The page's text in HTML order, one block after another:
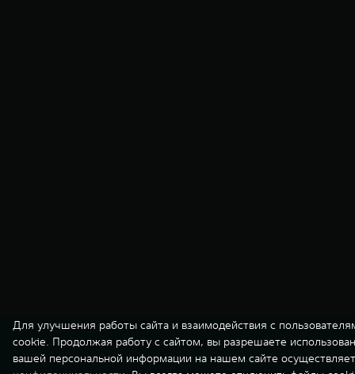
Для улучшения работы сайта и взаимодействия с
cookie. Продолжая работу с сайтом, вы разрешаете
вашей персональной информации на нашем сайте